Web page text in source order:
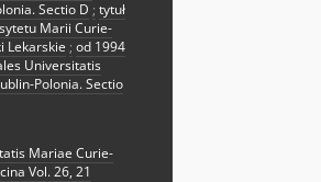
Sectio D ; tytuł
Marii Curie-
Lekarskie ; od 1994
Universitatis
Polonia. Sectio
Mariae Curie-
Vol. 26, 21